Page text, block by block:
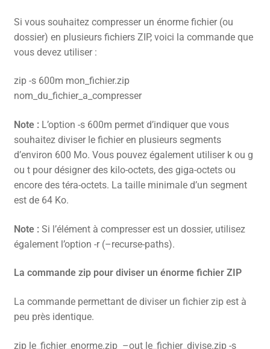
Si vous souhaitez compresser un énorme fichier (ou
dossier) en plusieurs fichiers ZIP, voici la commande que
vous devez utiliser :
zip -s 600m mon_fichier.zip
nom_du_fichier_a_compresser
Note : L’option -s 600m permet d’indiquer que vous
souhaitez diviser le fichier en plusieurs segments
d’environ 600 Mo. Vous pouvez également utiliser k ou g
ou t pour désigner des kilo-octets, des giga-octets ou
encore des téra-octets. La taille minimale d’un segment
est de 64 Ko.
Note :Si l’élément à compresser est un dossier, utilisez
également l’option -r (–recurse-paths).
La commande zip pour diviser un énorme fichier ZIP
La commande permettant de diviser un fichier zip est à
peu près identique.
zip le_fichier_enorme.zip –out le_fichier_divise.zip -s